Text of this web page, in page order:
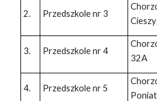
2. Przedszkole nr 3
3. Przedszkole nr 4
32A
4. Przedszkole nr 5